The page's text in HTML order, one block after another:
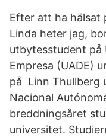
Efter att ha hälsat
Linda heter jag,
utbytesstudent på
Empresa (UADE)
på Linn Thullberg
Nacional
breddningsåret
universitet.